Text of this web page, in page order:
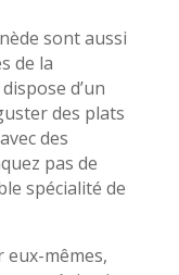
sont aussi
de la
d’un
des plats
des
pas de
spécialité de
mêmes,